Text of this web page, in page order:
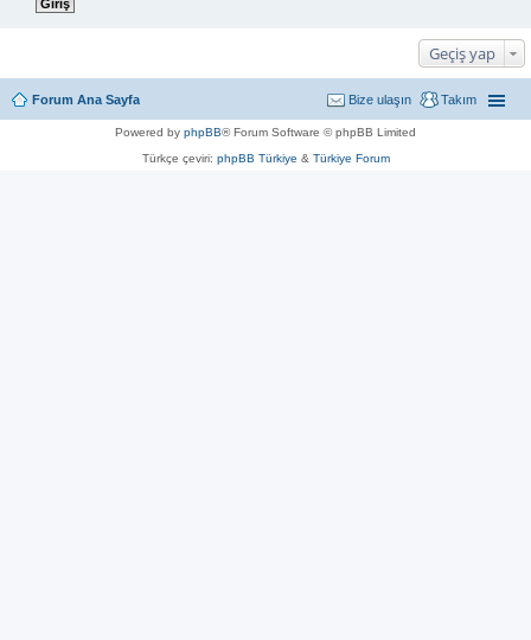
Geçiş yap
Forum Ana Sayfa Takım
Bize ulaşın
Powered by phpBB® Forum Software © phpBB Limited
Türkçe çeviri: phpBB Türkiye & Türkiye Forum